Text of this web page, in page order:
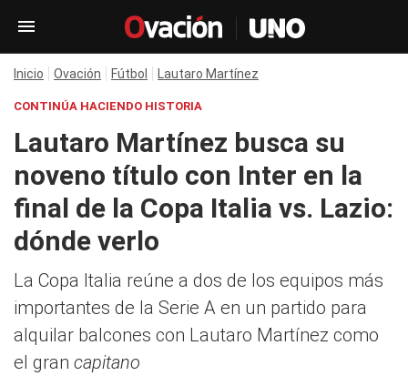
Inicio Ovación Fútbol Lautaro Martínez
CONTINÚA HACIENDO HISTORIA
Lautaro Martínez busca su
noveno título con Inter en la
final de la Copa Italia vs. Lazio:
dónde verlo
La Copa Italia reúne a dos de los equipos más
importantes de la Serie A en un partido para
alquilar balcones con Lautaro Martínez como
el gran capitano